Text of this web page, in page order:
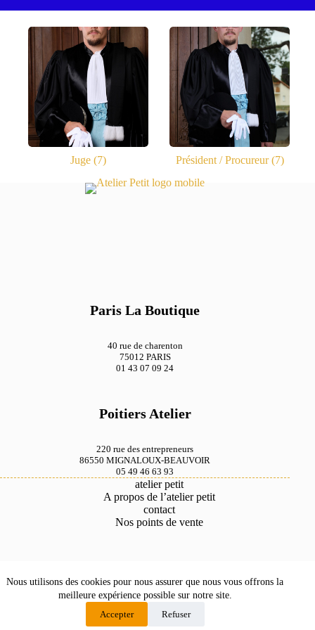
Nous utilisons des cookies pour nous assurer que nous vous offrons la
meilleure expérience possible sur notre site.
Accepter
Refuser
Juge(7) Président / Procureur(7)
Paris La Boutique
40 rue de charenton
75012 PARIS
01 43 07 09 24
Poitiers Atelier
220 rue des entrepreneurs
86550 MIGNALOUX-BEAUVOIR
05 49 46 63 93
atelier petit
A propos de l’atelier petit
contact
Nos points de vente
Conditions générales de vente
Savoir faire
A propos de l’atelier petit